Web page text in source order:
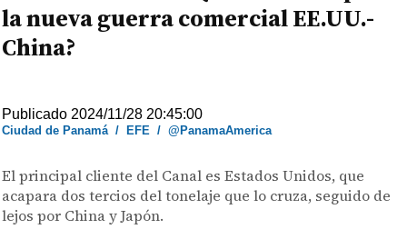
la nueva guerra comercial EE.UU.-
China?
Publicado 2024/11/28 20:45:00
Ciudad de Panamá/ EFE /@PanamaAmerica
El principal cliente del Canal es Estados Unidos, que
acapara dos tercios del tonelaje que lo cruza, seguido de
lejos por China y Japón.